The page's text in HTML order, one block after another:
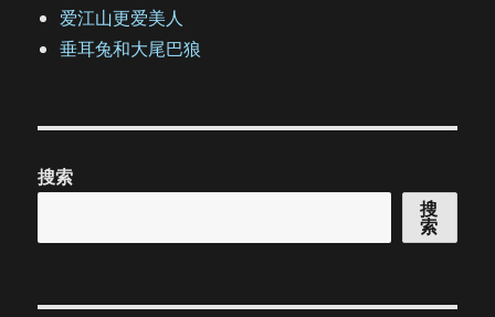
爱江山更爱美人
垂耳兔和大尾巴狼
搜索
搜
索